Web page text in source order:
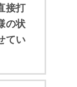
接打
の状
てい